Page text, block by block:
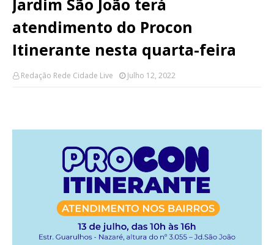
Jardim São João terá
atendimento do Procon
Itinerante nesta quarta-feira
Redação Rede Cidade Live Julho 12, 2022